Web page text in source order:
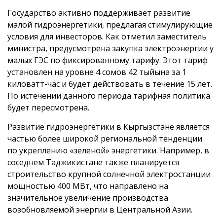
Государство активно поддерживает развитие
малой гидроэнергетики, предлагая стимулирующие
условия для инвесторов. Как отметил заместитель
министра, предусмотрена закупка электроэнергии у
малых ГЭС по фиксированному тарифу. Этот тариф
установлен на уровне 4 сомов 42 тыйына за 1
киловатт-час и будет действовать в течение 15 лет.
По истечении данного периода тарифная политика
будет пересмотрена.
Развитие гидроэнергетики в Кыргызстане является
частью более широкой региональной тенденции
по укреплению «зеленой» энергетики. Например, в
соседнем Таджикистане также планируется
строительство крупной солнечной электростанции
мощностью 400 МВт, что направлено на
значительное увеличение производства
возобновляемой энергии в Центральной Азии.